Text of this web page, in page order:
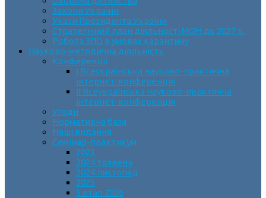
Закони України
Укази Президента України
Стратегічний план діяльності МОН до 2027 р.
Робота ЗПО в умовах карантину
Науково-методична діяльність
Конференції
І Всеукраїнська науково-практична
інтернет-конференція
ІІ Всеукраїнська науково-практична
інтернет-конференція
Угоди
Нормативна база
Наші видання
Семінар-практикум
2023
2024 травень
2024 листопад
2025
1 етап 2026